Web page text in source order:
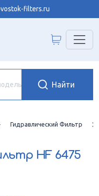
filters.ru
Гидравлический Фильтр
HF 6475